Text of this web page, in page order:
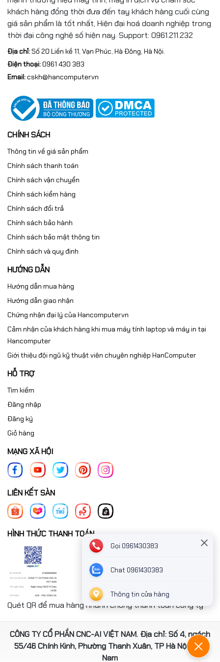
Màu sắc Blue
Chất liệu Vỏ nhôm
khách hàng đồng thời đưa đến tay khách hàng cuối cùng
giá sản phẩm là tốt nhất, Hiện đại hoá doanh nghiệp trong
thời đại công nghệ số hiện nay. Support: 0961.211.232
Địa chỉ:Số 20 Liền kề 11, Vạn Phúc, Hà Đông, Hà Nội.
Điện thoại:0961 430 383
Email:cskh@hancomputer.vn
CHÍNH SÁCH
Thông tin về giá sản phẩm
Chính sách thanh toán
Chính sách vận chuyển
Chính sách kiểm hàng
Chính sách đổi trả
Chính sách bảo hành
Chính sách bảo mật thông tin
Chính sách và quy định
HƯỚNG DẪN
Hướng dẫn mua hàng
Hướng dẫn giao nhận
Chứng nhận đại lý của Hancomputer.vn
Cảm nhận của khách hàng khi mua máy tính laptop và máy in tại
Hancomputer
Giới thiệu đội ngũ kỹ thuật viên chuyên nghiệp HanComputer
HỖ TRỢ
Tìm kiếm
Đăng nhập
Đăng ký
Giỏ hàng
MẠNG XÃ HỘI
LIÊN KẾT SÀN
HÌNH THỨC THANH TOÁN
Quét QR để mua hàng nhanh chóng thanh toán công ty
CÔNG TY CỔ PHẦN CNC-AI VIỆT NAM. Địa chỉ: Số 4, ngách
55/46 Chính Kinh, Phường Thanh Xuân, TP Hà Nội, Việt
Nam
Gọi 0961430383
Chat 0961430383
Thông tin cửa hàng